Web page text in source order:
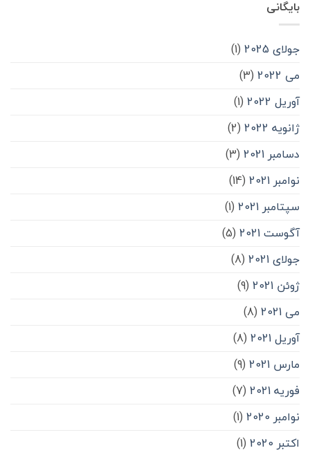
بایگانی
جولای 2025
(1)
می 2022
(3)
آوریل 2022
(1)
ژانویه 2022
(2)
دسامبر 2021
(3)
نوامبر 2021
(14)
سپتامبر 2021
(1)
آگوست 2021
(5)
جولای 2021
(8)
ژوئن 2021
(9)
می 2021
(8)
آوریل 2021
(8)
مارس 2021
(9)
فوریه 2021
(7)
نوامبر 2020
(1)
اکتبر 2020
(1)